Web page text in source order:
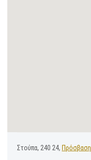
Στούπα, 240 24, Πρόσβαση